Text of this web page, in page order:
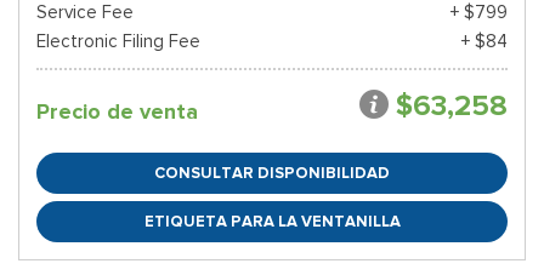
Service Fee
+ $799
Electronic Filing Fee
+ $84
Precio de venta $63,258
CONSULTAR DISPONIBILIDAD
ETIQUETA PARA LA VENTANILLA